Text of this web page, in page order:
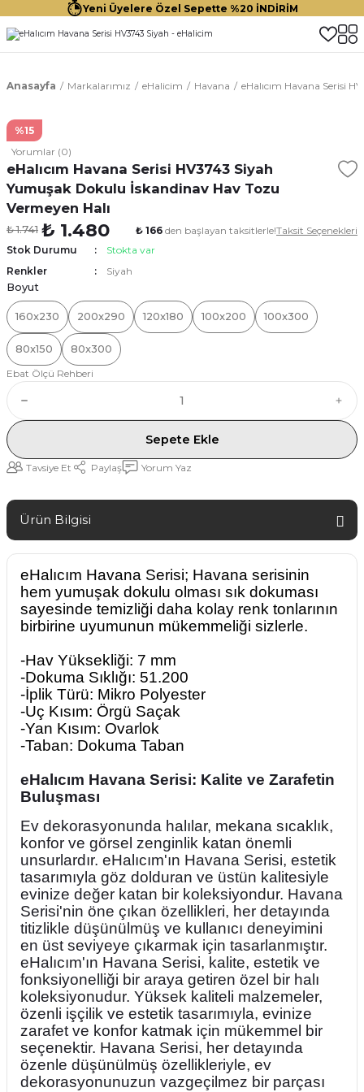
Yeni Üyelere Özel Sepette %20 İNDİRİM
Anasayfa Markalarımız eHalicim Havana eHalıcım Havana Serisi
%15
Yorumlar (0)
eHalıcım Havana Serisi HV3743 Siyah
Yumuşak Dokulu İskandinav Hav Tozu
Vermeyen Halı
₺ 1.741 ₺ 1.480 ₺ 166 den başlayan taksitlerle!Taksit Seçenekleri
Stok Durumu
Stokta var
Renkler
Siyah
Boyut
160x230 200x290 120x180 100x200 100x300
80x150
80x300
Ebat Ölçü Rehberi
Sepete Ekle
Tavsiye Et Paylaş Yorum Yaz
Ürün Bilgisi
eHalıcım Havana Serisi; Havana serisinin
hem yumuşak dokulu olması sık dokuması
sayesinde temizliği daha kolay renk tonlarının
birbirine uyumunun mükemmeliği sizlerle.
-Hav Yüksekliği: 7 mm
-Dokuma Sıklığı: 51.200
-İplik Türü: Mikro Polyester
-Uç Kısım: Örgü Saçak
-Yan Kısım: Ovarlok
-Taban: Dokuma Taban
eHalıcım Havana Serisi: Kalite ve Zarafetin
Buluşması
Ev dekorasyonunda halılar, mekana sıcaklık,
konfor ve görsel zenginlik katan önemli
unsurlardır. eHalıcım'ın Havana Serisi, estetik
tasarımıyla göz dolduran ve üstün kalitesiyle
evinize değer katan bir koleksiyondur. Havana
Serisi'nin öne çıkan özellikleri, her detayında
titizlikle düşünülmüş ve kullanıcı deneyimini
en üst seviyeye çıkarmak için tasarlanmıştır.
eHalıcım'ın Havana Serisi, kalite, estetik ve
fonksiyonelliği bir araya getiren özel bir halı
koleksiyonudur. Yüksek kaliteli malzemeler,
özenli işçilik ve estetik tasarımıyla, evinize
zarafet ve konfor katmak için mükemmel bir
seçenektir. Havana Serisi, her detayında
özenle düşünülmüş özellikleriyle, ev
dekorasyonunuzun vazgeçilmez bir parçası